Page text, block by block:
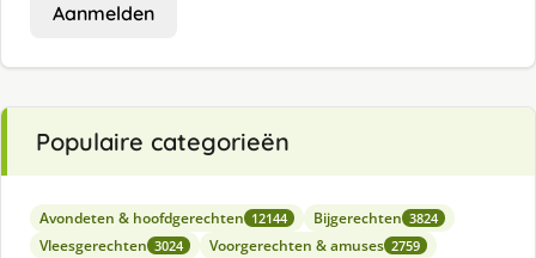
Aanmelden
Populaire categorieën
Avondeten & hoofdgerechten 12144 Bijgerechten 3824
Vleesgerechten 3024 Voorgerechten & amuses 2759